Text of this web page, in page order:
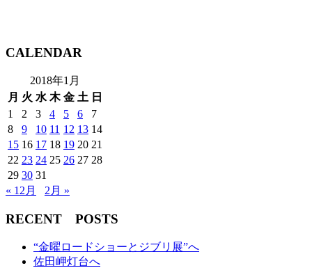
CALENDAR
2018年1月
月 火 水 木 金 土 日
1
2 3 4 5 6
7
8
9 10 11 12 13 14
15 16 17 18 19 20 21
22 23 24 25 26 27 28
29 30 31
« 12月
2月 »
RECENT POSTS
“金曜ロードショーとジブリ展”へ
佐田岬灯台へ